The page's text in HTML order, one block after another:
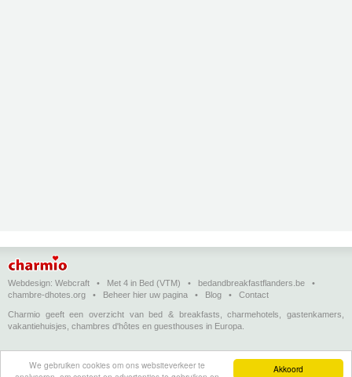
Akkoord
We gebruiken cookies om ons websiteverkeer te
Webdesign: Webcraft • Met 4 in Bed (VTM) • bedandbreakfastflanders.be •
chambre-dhotes.org • Beheer hier uw pagina • Blog • Contact
Charmio geeft een overzicht van bed & breakfasts, charmehotels, gastenkamers,
vakantiehuisjes, chambres d'hôtes en guesthouses in Europa.
Bed & breakfasts, charmehotels en vakantiehuizen (in het Nederlands)•Chambres
d'hôtes, hôtels de charme et logements de vacances
(en français) •
Bed &